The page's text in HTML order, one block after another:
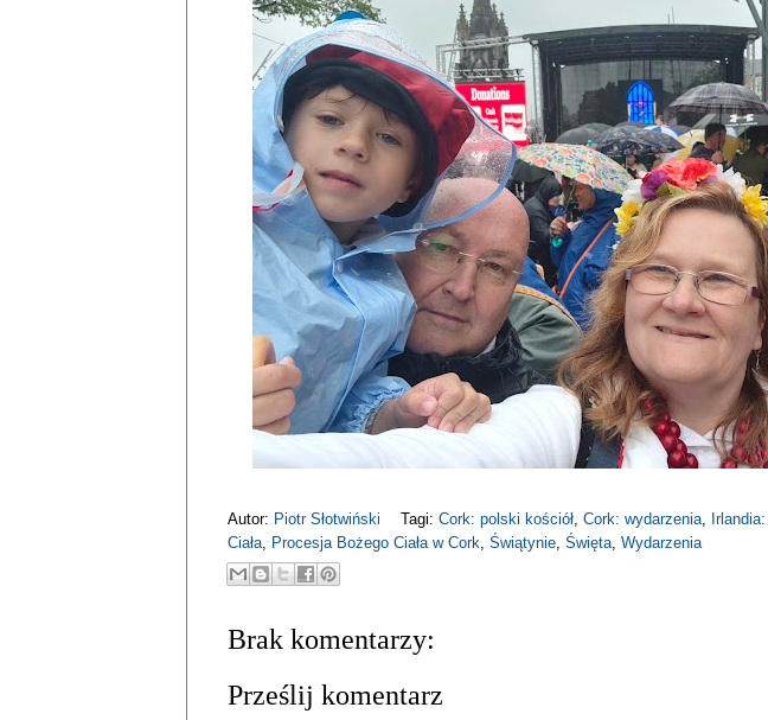
Autor: Piotr Słotwiński Tagi: Cork: polski kościół Cork: wydarzenia
Ciała
Procesja Bożego Ciała w Cork Świątynie Święta Wydarzenia
Brak komentarzy:
Prześlij komentarz